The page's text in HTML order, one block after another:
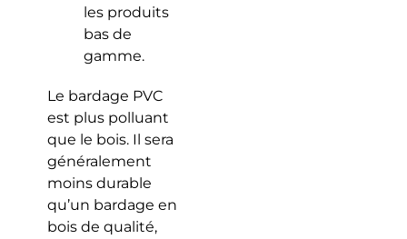
les produits
bas de
gamme.
Le bardage PVC
est plus polluant
que le bois. Il sera
généralement
moins durable
qu’un bardage en
bois de qualité,